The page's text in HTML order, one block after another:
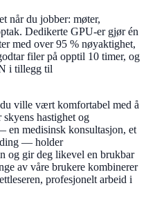
når du jobber: møter,
Dedikerte GPU-er gjør én
med over 95 % nøyaktighet,
filer på opptil 10 timer, og
i tillegg til
ville vært komfortabel med å
hastighet og
medisinsk konsultasjon, et
— holder
og gir deg likevel en brukbar
av våre brukere kombinerer
profesjonelt arbeid i